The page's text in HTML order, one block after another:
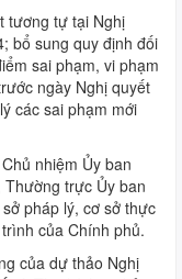
tương tự tại Nghị
bổ sung quy định đối
sai phạm, vi phạm
ngày Nghị quyết
các sai phạm mới
nhiệm Ủy ban
Thường trực Ủy ban
pháp lý, cơ sở thực
của Chính phủ.
của dự thảo Nghị